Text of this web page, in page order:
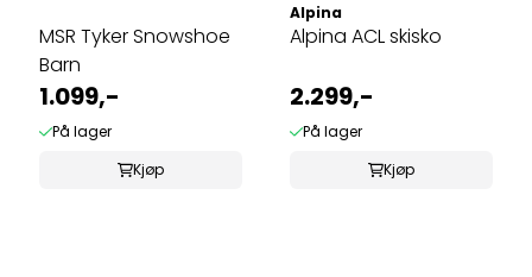
MSR Tyker Snowshoe
Barn
1.099,-
På lager
Kjøp
Alpina
Alpina ACL skisko
2.299,-
På lager
Kjøp